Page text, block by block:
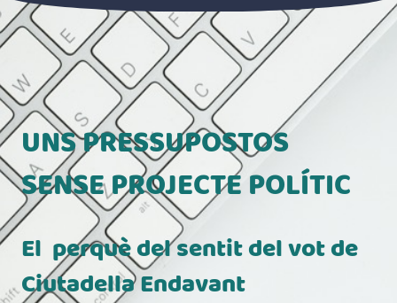
UNS PRESSUPOSTOS
SENSE PROJECTE POLÍTIC
El perquè del sentit del vot de
Ciutadella Endavant